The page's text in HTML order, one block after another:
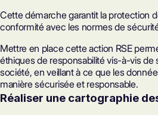
Cette démarche garantit la protection
conformité avec les normes de
Mettre en place cette action RSE
éthiques de responsabilité vis-à-vis de
société, en veillant à ce que les
manière sécurisée et responsable.
Réaliser une cartographie